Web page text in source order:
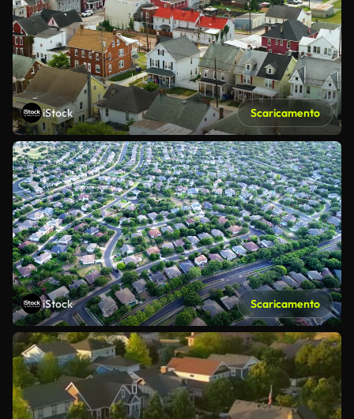
iStock Scaricamento
iStock Scaricamento